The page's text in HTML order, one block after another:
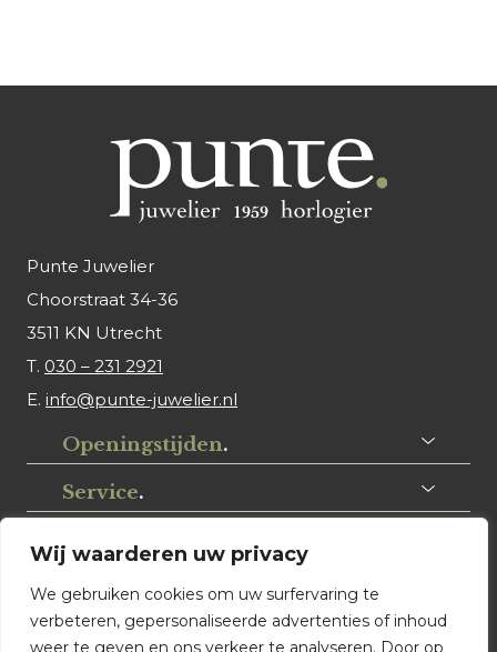
Wij waarderen uw privacy
We gebruiken cookies om uw surfervaring te
verbeteren, gepersonaliseerde advertenties of inhoud
weer te geven en ons verkeer te analyseren. Door op
Punte Juwelier
Choorstraat 34-36
3511 KN Utrecht
T. 030 – 231 2921
E. info@punte-juwelier.nl
Openingstijden.
Service.
Volg ons